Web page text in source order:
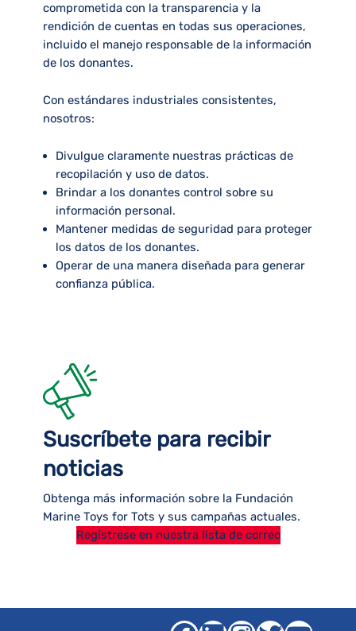
comprometida con la transparencia y la
rendición de cuentas en todas sus operaciones,
incluido el manejo responsable de la información
de los donantes.
Con estándares industriales consistentes,
nosotros:
Divulgue claramente nuestras prácticas de
recopilación y uso de datos.
Brindar a los donantes control sobre su
información personal.
Mantener medidas de seguridad para proteger
los datos de los donantes.
Operar de una manera diseñada para generar
confianza pública.
Suscríbete para recibir
noticias
Obtenga más información sobre la Fundación
Marine Toys for Tots y sus campañas actuales.
Regístrese en nuestra lista de correo